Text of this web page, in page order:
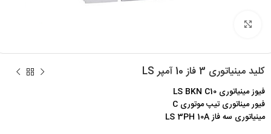
کلید مینیاتوری 3 فاز 10 آمپر LS
فیوز مینیاتوری LS BKN C10
فیور میناتوری تیپ موتوری C
مینیاتوری سه فاز LS 3PH 10A